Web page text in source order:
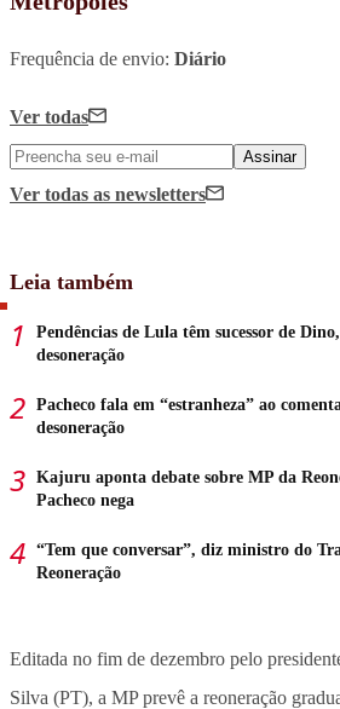
Frequência de envio: Diário
Ver todas
Assinar
Ver todas as newsletters
Leia também
Pendências de Lula têm sucessor de
desoneração
Pacheco fala em “estranheza” ao
desoneração
Kajuru aponta debate sobre MP da
Pacheco nega
“Tem que conversar”, diz ministro do
Reoneração
Editada no fim de dezembro pelo
Silva (PT), a MP prevê a reoneração